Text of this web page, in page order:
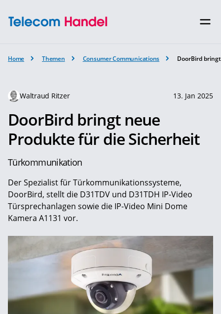
Home Themen Consumer Communications DoorBird
Waltraud Ritzer 13. Jan 2025
DoorBird bringt neue
Produkte für die Sicherheit
Türkommunikation
Der Spezialist für Türkommunikationssysteme,
DoorBird, stellt die D31TDV und D31TDH IP-Video
Türsprechanlagen sowie die IP-Video Mini Dome
Kamera A1131 vor.